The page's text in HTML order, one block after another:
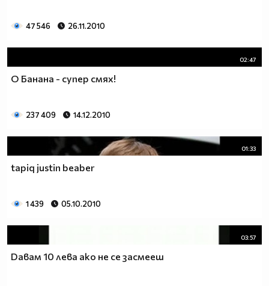
47 546 26.11.2010
02:47
О Банана - супер смях!
237 409 14.12.2010
01:33
tapiq justin beaber
1 439 05.10.2010
03:57
Dавам 10 лева ако не се засмееш